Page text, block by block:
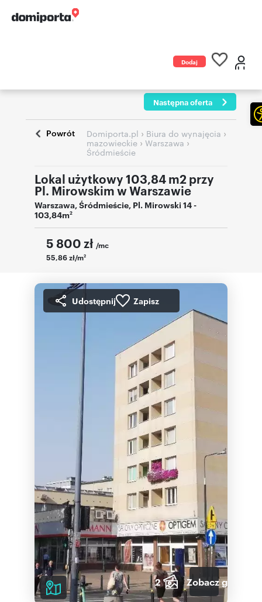
Dodaj
Następna oferta
Powrót Domiporta.pl › Biura do wynajęcia ›
mazowieckie › Warszawa ›
Śródmieście
Lokal użytkowy 103,84 m2 przy
Pl. Mirowskim w Warszawie
Warszawa,Śródmieście, Pl. Mirowski 14-
103,84m2
5 800 zł /mc
55,86 zł/m2
Udostępnij Zapisz
2 Zobacz galerię